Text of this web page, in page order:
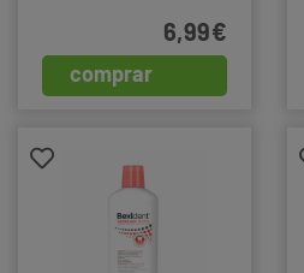
comprar
6,99€